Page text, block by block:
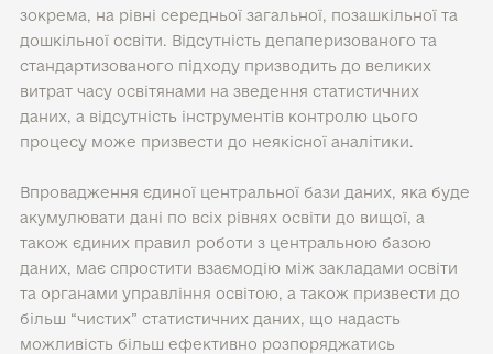
зокрема, на рівні середньої загальної, позашкільної та
дошкільної освіти. Відсутність депаперизованого та
стандартизованого підходу призводить до великих
витрат часу освітянами на зведення статистичних
даних, а відсутність інструментів контролю цього
процесу може призвести до неякісної аналітики.
Впровадження єдиної центральної бази даних, яка буде
акумулювати дані по всіх рівнях освіти до вищої, а
також єдиних правил роботи з центральною базою
даних, має спростити взаємодію між закладами освіти
та органами управління освітою, а також призвести до
більш “чистих” статистичних даних, що надасть
можливість більш ефективно розпоряджатись